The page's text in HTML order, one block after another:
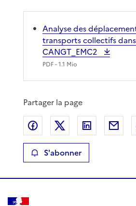
Analyse des
transports collectifs
CANGT_EMC2
PDF- 1.1 Mio
Partager la page
Partager sur Facebook
Partager sur X
Partager
S'abonner